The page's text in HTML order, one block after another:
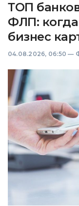
ТОП
ФЛП:
бизнес
04.08.2026, 06:50 —